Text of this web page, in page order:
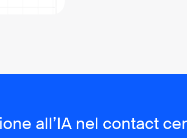
all’IA nel contact